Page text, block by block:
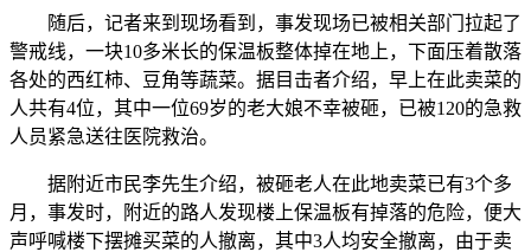
随后，记者来到现场看到，事发现场已被相关部门拉起了
警戒线，一块10多米长的保温板整体掉在地上，下面压着散落
各处的西红柿、豆角等蔬菜。据目击者介绍，早上在此卖菜的
人共有4位，其中一位69岁的老大娘不幸被砸，已被120的急救
人员紧急送往医院救治。
据附近市民李先生介绍，被砸老人在此地卖菜已有3个多
月，事发时，附近的路人发现楼上保温板有掉落的危险，便大
声呼喊楼下摆摊买菜的人撤离，其中3人均安全撤离，由于卖